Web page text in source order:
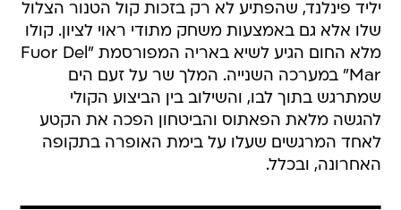
יליד פינלנד, שהפתיע לא רק בזכות קול הטנור הצלול
שלו אלא גם באמצעות משחק מתודי ראוי לציון. קולו
מלא החום הגיע לשיא באריה המפורסמת "Fuor Del
Mar" במערכה השנייה. המלך שר על זעם הים
שמתרגש בתוך לבו, והשילוב בין הביצוע הקולי
להגשה מלאת הפאתוס והביטחון הפכה את הקטע
לאחד המרגשים שעלו על בימת האופרה בתקופה
האחרונה, ובכלל.